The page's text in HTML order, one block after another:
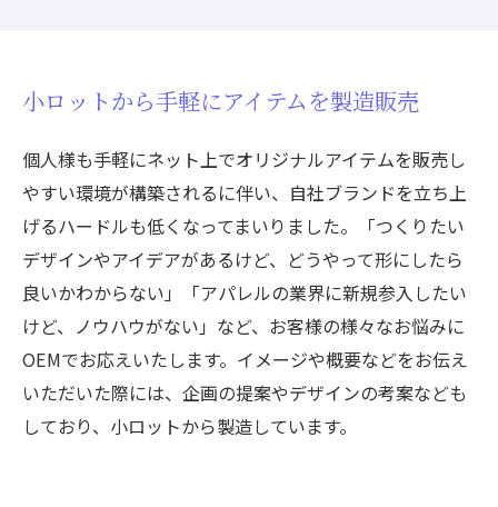
小ロットから手軽にアイテムを製造販売
個人様も手軽にネット上でオリジナルアイテムを販売し
やすい環境が構築されるに伴い、自社ブランドを立ち上
げるハードルも低くなってまいりました。「つくりたい
デザインやアイデアがあるけど、どうやって形にしたら
良いかわからない」「アパレルの業界に新規参入したい
けど、ノウハウがない」など、お客様の様々なお悩みに
OEMでお応えいたします。イメージや概要などをお伝え
いただいた際には、企画の提案やデザインの考案なども
しており、小ロットから製造しています。